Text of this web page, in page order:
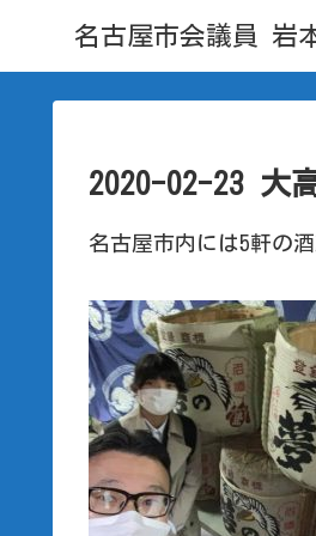
名古屋市会議員 岩
2020-02-23 大
名古屋市内には5軒の